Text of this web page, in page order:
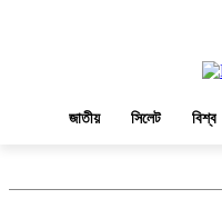
জাতীয় সিলেট বিশ্ব